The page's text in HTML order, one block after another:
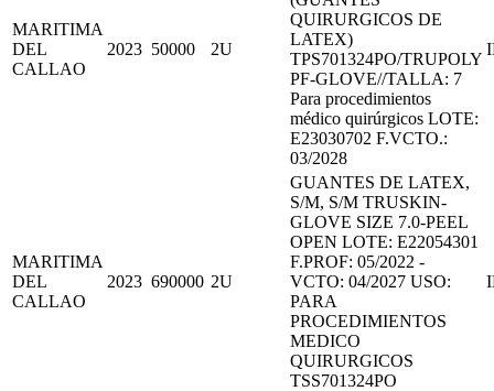
MARITIMA
DEL
CALLAO
2023 50000 2U
QUIRURGICOS DE
LATEX)
TPS701324PO/TRUPOLY
PF-GLOVE//TALLA: 7
Para procedimientos
médico quirúrgicos LOTE:
E23030702 F.VCTO.:
03/2028
MARITIMA
DEL
CALLAO
2023 690000 2U
GUANTES DE LATEX,
S/M, S/M TRUSKIN-
GLOVE SIZE 7.0-PEEL
OPEN LOTE: E22054301
F.PROF: 05/2022 -
VCTO: 04/2027 USO:
PARA
PROCEDIMIENTOS
MEDICO
QUIRURGICOS
TSS701324PO